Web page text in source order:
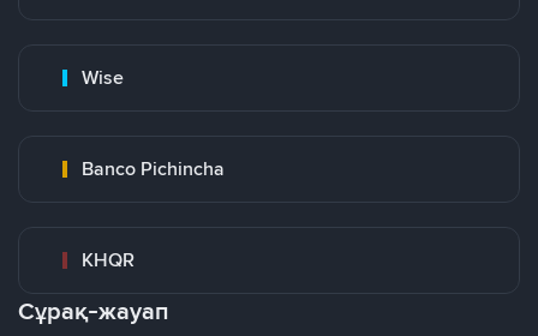
Wise
Banco Pichincha
KHQR
Сұрақ-жауап